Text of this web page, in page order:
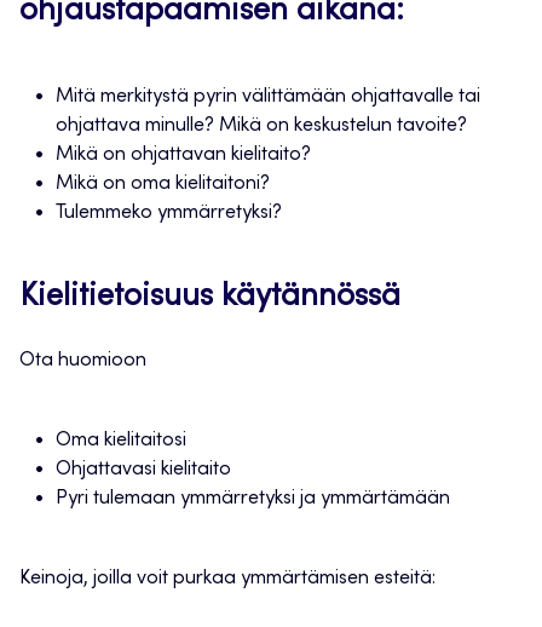
ohjaustapaamisen aikana:
Mitä merkitystä pyrin välittämään ohjattavalle tai
ohjattava minulle? Mikä on keskustelun tavoite?
Mikä on ohjattavan kielitaito?
Mikä on oma kielitaitoni?
Tulemmeko ymmärretyksi?
Kielitietoisuus käytännössä
Ota huomioon
Oma kielitaitosi
Ohjattavasi kielitaito
Pyri tulemaan ymmärretyksi ja ymmärtämään
Keinoja, joilla voit purkaa ymmärtämisen esteitä: